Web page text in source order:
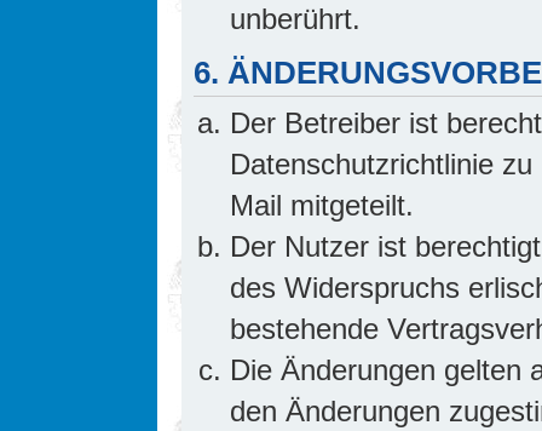
unberührt.
6.
Der Betreiber ist
Datenschutzrichtlinie
Mail mitgeteilt.
Der Nutzer ist
des Widerspruchs
bestehende
Die Änderungen gelten
den Änderungen